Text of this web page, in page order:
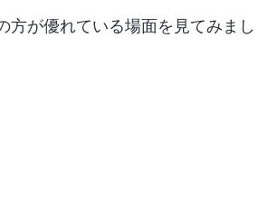
が優れている場面を見てみまし